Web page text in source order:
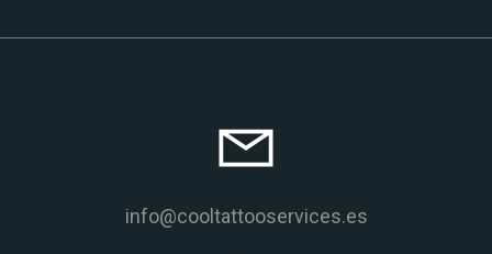
info@cooltattooservices.es